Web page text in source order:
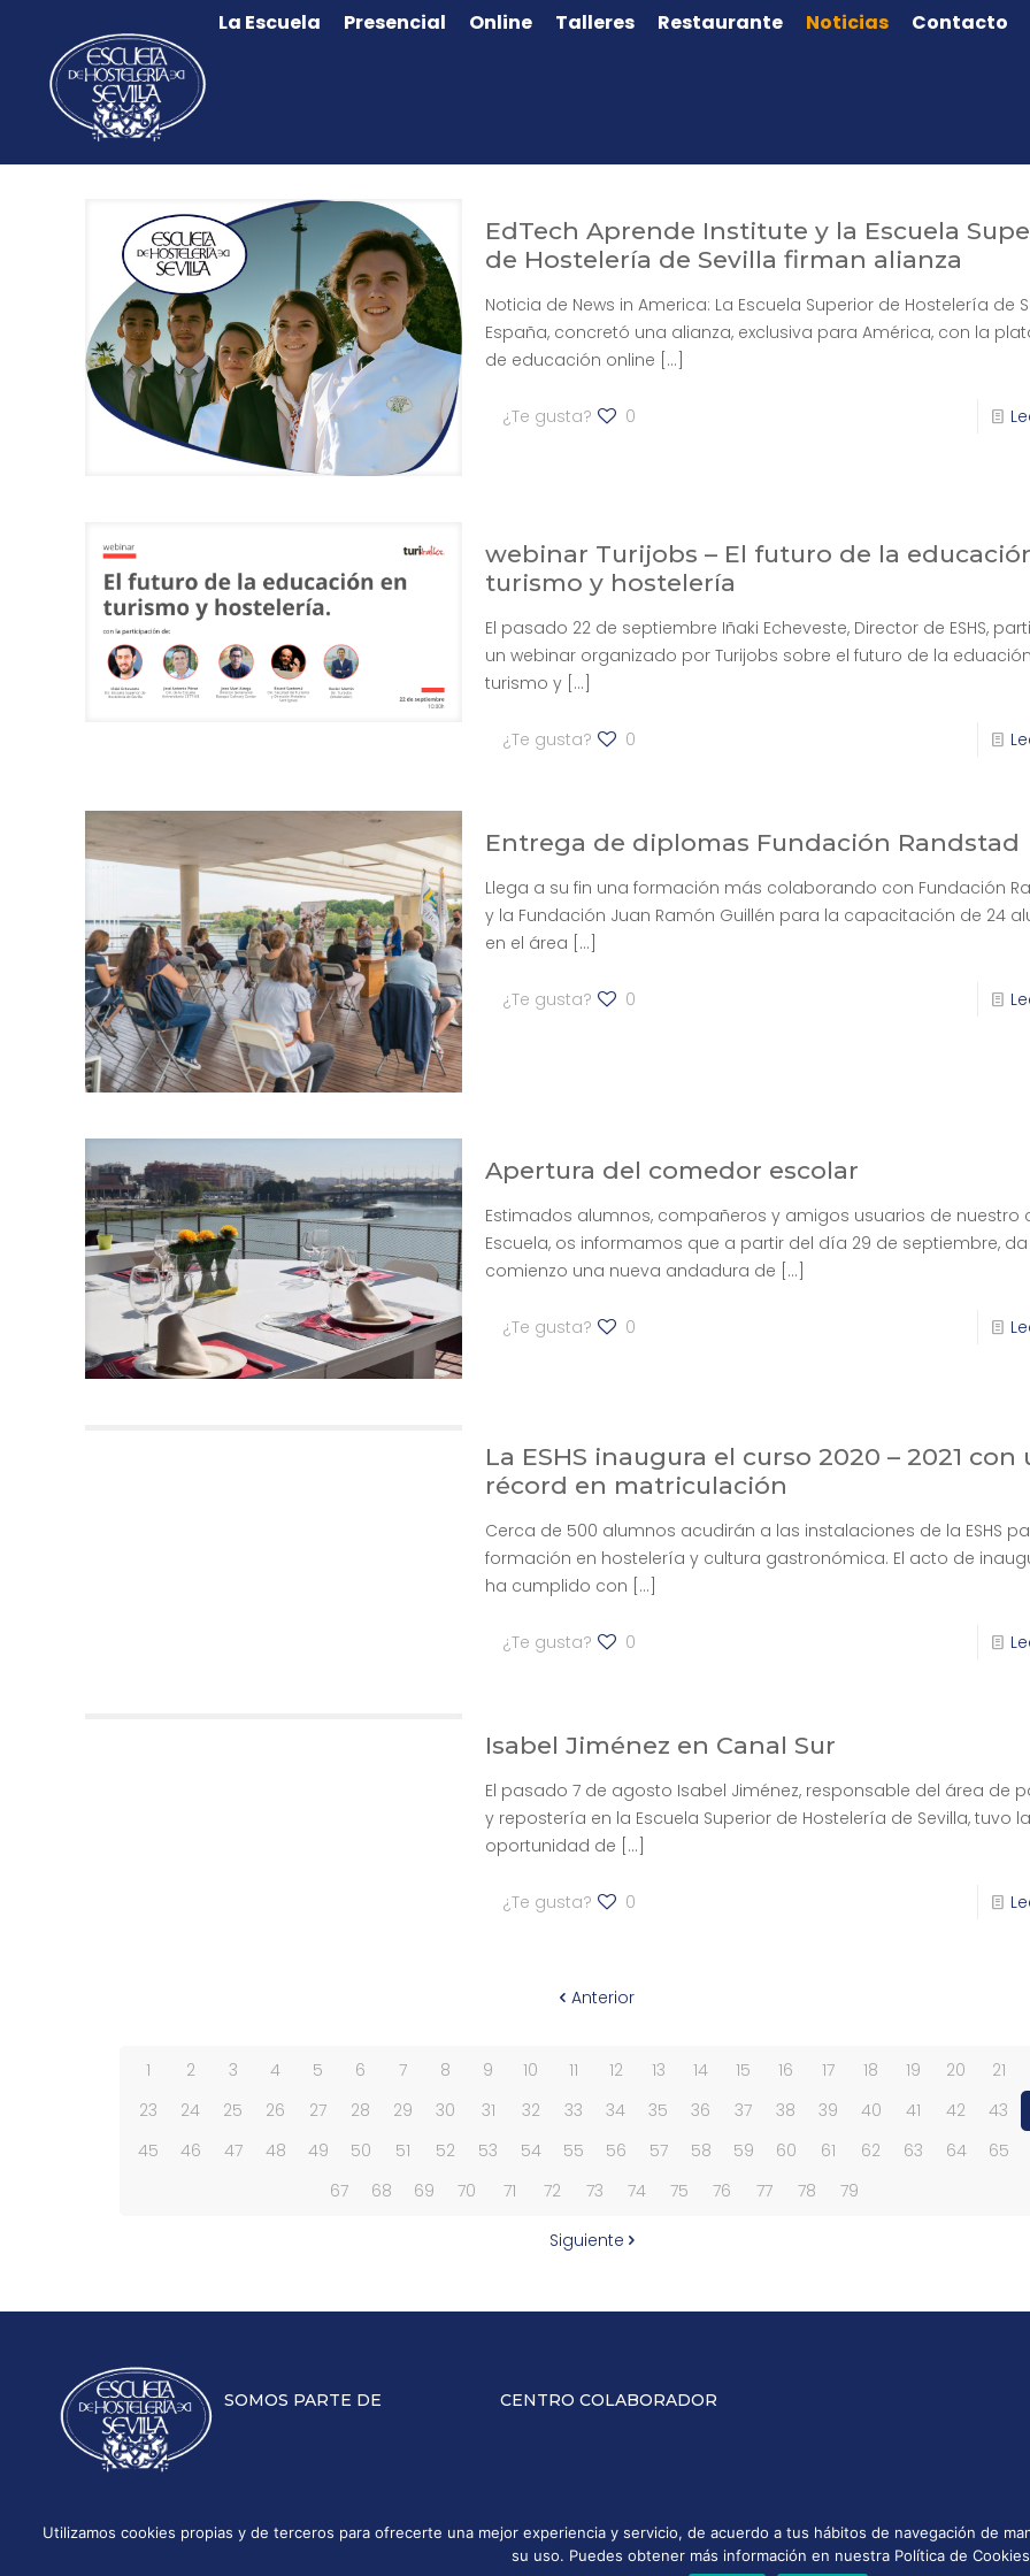
La Escuela Presencial Online Talleres Restaurante Noticias Contacto
EdTech Aprende Institute y la Escuela
de Hostelería de Sevilla firman alianza
Noticia de News in America: La Escuela Superior de Hostelería de
España, concretó una alianza, exclusiva para América, con la
de educación online […]
¿Te gusta? 0
webinar Turijobs – El futuro de la
turismo y hostelería
El pasado 22 de septiembre Iñaki Echeveste, Director de ESHS,
un webinar organizado por Turijobs sobre el futuro de la
turismo y[…]
¿Te gusta? 0
Entrega de diplomas Fundación Randstad
Llega a su fin una formación más colaborando con Fundación
y la Fundación Juan Ramón Guillén para la capacitación de 24
en el área […]
¿Te gusta? 0
Apertura del comedor escolar
Estimados alumnos, compañeros y amigos usuarios de nuestro
Escuela, os informamos que a partir del día 29 de septiembre, da
comienzo una nueva andadura de […]
¿Te gusta? 0
La ESHS inaugura el curso 2020 – 2021 con
récord en matriculación
Cerca de 500 alumnos acudirán a las instalaciones de la ESHS
formación en hostelería y cultura gastronómica. El acto de
ha cumplido con […]
¿Te gusta? 0
Isabel Jiménez en Canal Sur
El pasado 7 de agosto Isabel Jiménez, responsable del área de
y repostería en la Escuela Superior de Hostelería de Sevilla, tuvo la
oportunidad de […]
¿Te gusta? 0
Anterior
1 2 3 4 5 6 7 8 9 10 11 12 13 14 15 16 17 18 19 20 21
23
24 25 26 27 28 29 30 31 32 33 34 35 36 37 38 39 40 41 42 43
45
46 47 48 49 50 51 52 53 54 55 56 57 58 59 60 61 62 63 64 65
67
68 69 70 71 72 73 74 75 76 77 78 79
Siguiente
SOMOS PARTE DE CENTRO COLABORADOR
Política de Privacidad Política de Cookies Política de calidad
Utilizamos cookies propias y de terceros para ofrecerte una mejor experiencia y servicio, de acuerdo a tus hábitos de navegación de
su uso. Puedes obtener más información en nuestra Política de